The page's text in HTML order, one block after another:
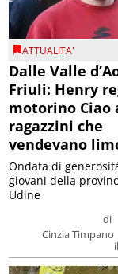
ATTUALITA'
Dalle Valle
Friuli: Henry
motorino Ciao
ragazzini che
vendevano
di
Cinzia Timpano
Ondata di
giovani della
Udine